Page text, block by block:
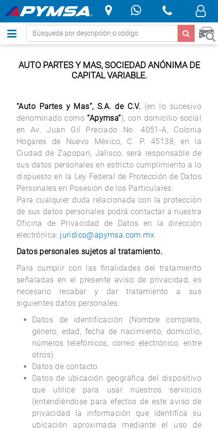
.
AUTO PARTES Y MAS, SOCIEDAD ANÓNIMA DE
CAPITAL VARIABLE.
“Auto Partes y Mas”, S.A. de C.V. (en lo sucesivo
denominado como“Apymsa”), con domicilio social
en Av. Juan Gil Preciado No. 4051-A, Colonia
Hogares de Nuevo México, C. P. 45138, en la
Ciudad de Zapopan, Jalisco, será responsable de
sus datos personales en estricto cumplimiento a lo
dispuesto en la Ley Federal de Protección de Datos
Personales en Posesión de los Particulares.
Para cualquier duda relacionada con la protección
de sus datos personales podrá contactar a nuestra
Oficina de Privacidad de Datos en la dirección
electrónica: juridico@apymsa.com.mx.
Datos personales sujetos al tratamiento.
Para cumplir con las finalidades del tratamiento
señaladas en el presente aviso de privacidad, es
necesario recabar y dar tratamiento a sus
siguientes datos personales:
Datos de identificación (Nombre completo,
género, edad, fecha de nacimiento, domicilio,
números telefónicos, correo electrónico, entre
otros).
Datos de contacto.
Datos de ubicación geográfica del dispositivo
que utilice para usar nuestros servicios
(entendiéndose para efectos de este aviso de
privacidad la información que identifica su
ubicación aproximada mediante el uso de